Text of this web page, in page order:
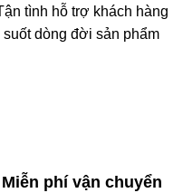
tình hỗ trợ khách hàng
suốt dòng đời sản phẩm
Miễn phí vận chuyển